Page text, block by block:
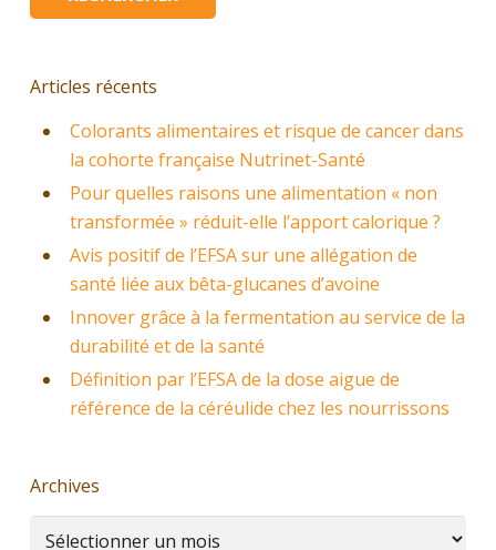
Articles récents
Colorants alimentaires et risque de cancer dans
la cohorte française Nutrinet-Santé
Pour quelles raisons une alimentation « non
transformée » réduit-elle l’apport calorique ?
Avis positif de l’EFSA sur une allégation de
santé liée aux bêta-glucanes d’avoine
Innover grâce à la fermentation au service de la
durabilité et de la santé
Définition par l’EFSA de la dose aigue de
référence de la céréulide chez les nourrissons
Archives
Archives